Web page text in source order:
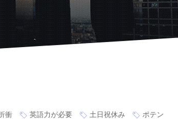
衝 英語力が必要 土日祝休み
ポテン